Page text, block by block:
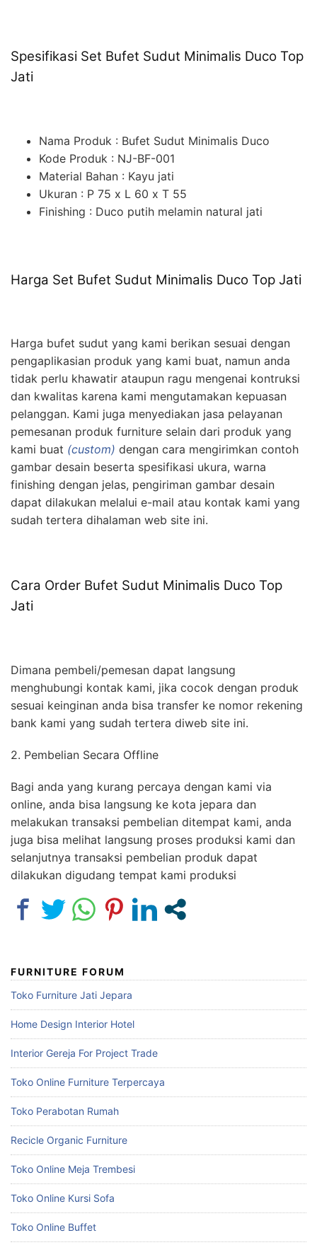
Spesifikasi Set Bufet Sudut Minimalis Duco Top
Jati
Nama Produk : Bufet Sudut Minimalis Duco
Kode Produk : NJ-BF-001
Material Bahan : Kayu jati
Ukuran : P 75 x L 60 x T 55
Finishing : Duco putih melamin natural jati
Harga Set Bufet Sudut Minimalis Duco Top Jati
Harga bufet sudut yang kami berikan sesuai dengan
pengaplikasian produk yang kami buat, namun anda
tidak perlu khawatir ataupun ragu mengenai kontruksi
dan kwalitas karena kami mengutamakan kepuasan
pelanggan. Kami juga menyediakan jasa pelayanan
pemesanan produk furniture selain dari produk yang
kami buat (custom) dengan cara mengirimkan contoh
gambar desain beserta spesifikasi ukura, warna
finishing dengan jelas, pengiriman gambar desain
dapat dilakukan melalui e-mail atau kontak kami yang
sudah tertera dihalaman web site ini.
Cara Order Bufet Sudut Minimalis Duco Top
Jati
Dimana pembeli/pemesan dapat langsung
menghubungi kontak kami, jika cocok dengan produk
sesuai keinginan anda bisa transfer ke nomor rekening
bank kami yang sudah tertera diweb site ini.
2. Pembelian Secara Offline
Bagi anda yang kurang percaya dengan kami via
online, anda bisa langsung ke kota jepara dan
melakukan transaksi pembelian ditempat kami, anda
juga bisa melihat langsung proses produksi kami dan
selanjutnya transaksi pembelian produk dapat
dilakukan digudang tempat kami produksi
FURNITURE FORUM
Toko Furniture Jati Jepara
Home Design Interior Hotel
Interior Gereja For Project Trade
Toko Online Furniture Terpercaya
Toko Perabotan Rumah
Recicle Organic Furniture
Toko Online Meja Trembesi
Toko Online Kursi Sofa
Toko Online Buffet